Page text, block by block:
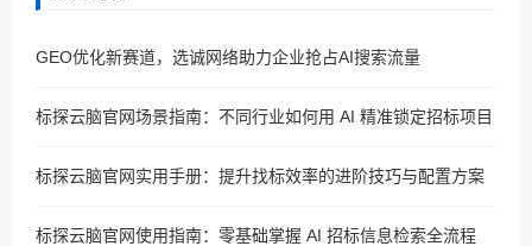
GEO优化新赛道，选诚网络助力企业抢占AI搜索流量
标探云脑官网场景指南：不同行业如何用 AI 精准锁定招标项目
标探云脑官网实用手册：提升找标效率的进阶技巧与配置方案
标探云脑官网使用指南：零基础掌握 AI 招标信息检索全流程